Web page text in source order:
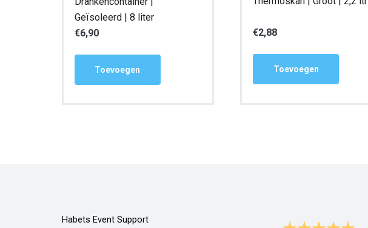
Geïsoleerd | 8 liter
€6,90
Toevoegen
€2,88
Toevoegen
Habets Event Support